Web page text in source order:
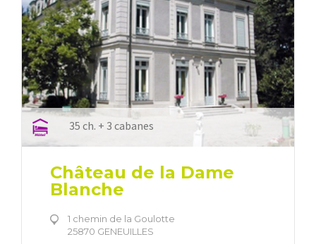
35 ch. + 3 cabanes
Château de la Dame
Blanche
1 chemin de la Goulotte
25870 GENEUILLES